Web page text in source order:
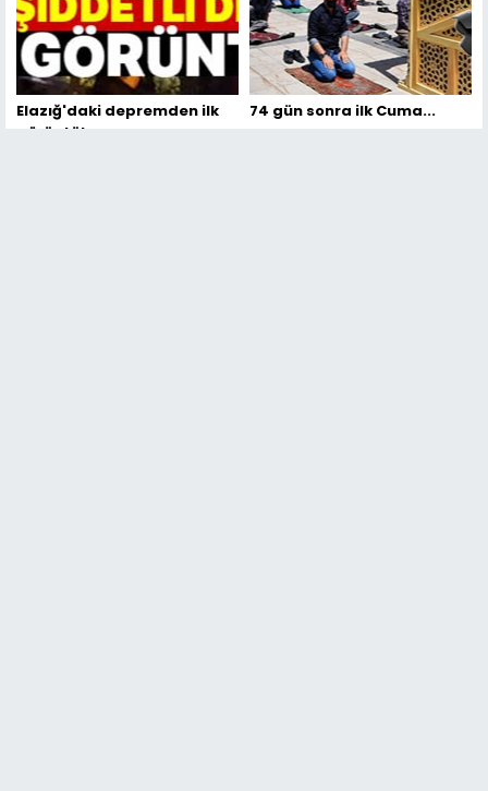
Elazığ'daki depremden ilk
görüntüler
74 gün sonra ilk Cuma...